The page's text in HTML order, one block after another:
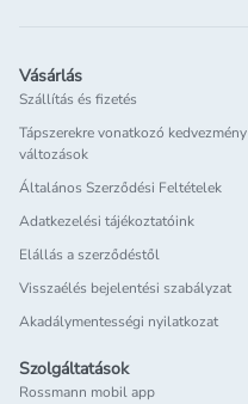
Vásárlás
Szállítás és fizetés
Tápszerekre vonatkozó kedvezmény
változások
Általános Szerződési Feltételek
Adatkezelési tájékoztatóink
Elállás a szerződéstől
Visszaélés bejelentési szabályzat
Akadálymentességi nyilatkozat
Szolgáltatások
Rossmann mobil app